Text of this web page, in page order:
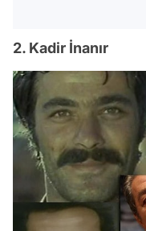
2. Kadir İnanır